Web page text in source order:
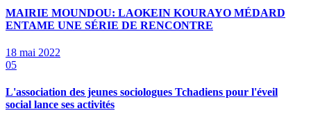
MAIRIE MOUNDOU: LAOKEIN KOURAYO MÉDARD
ENTAME UNE SÉRIE DE RENCONTRE
18 mai 2022
05
L'association des jeunes sociologues Tchadiens pour l'éveil
social lance ses activités